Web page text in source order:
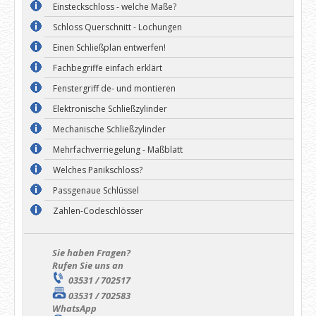
Einsteckschloss - welche Maße?
Schloss Querschnitt - Lochungen
Einen Schließplan entwerfen!
Fachbegriffe einfach erklärt
Fenstergriff de- und montieren
Elektronische Schließzylinder
Mechanische Schließzylinder
Mehrfachverriegelung - Maßblatt
Welches Panikschloss?
Passgenaue Schlüssel
Zahlen-Codeschlösser
Sie haben Fragen?
Rufen Sie uns an
03531 / 702517
03531 / 702583
WhatsApp